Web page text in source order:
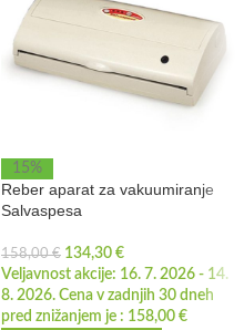
15%
Reber aparat za vakuumiranje
Salvaspesa
158,00€ 134,30 €
Veljavnost akcije: 16. 7. 2026 - 14.
8. 2026. Cena v zadnjih 30 dneh
pred znižanjem je : 158,00 €